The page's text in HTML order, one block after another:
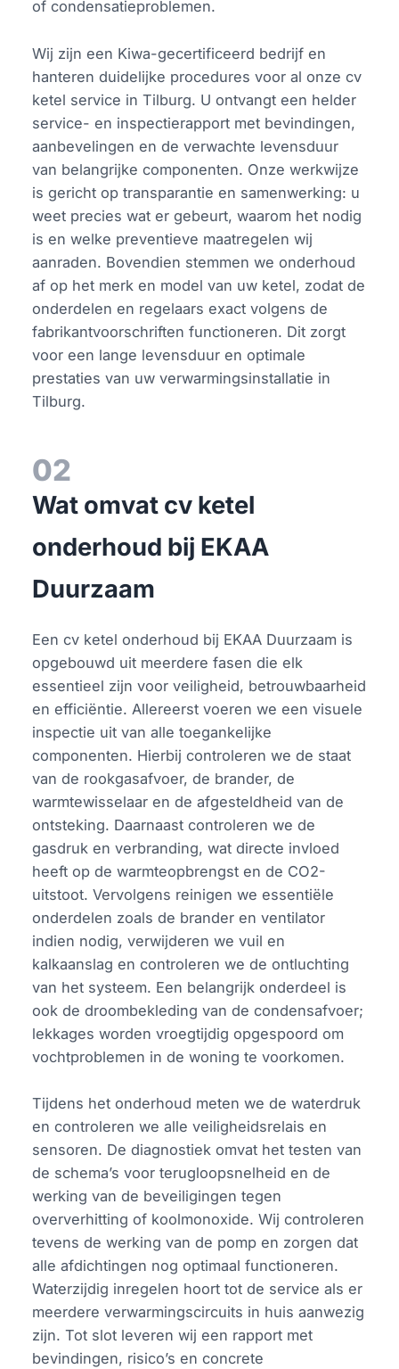
of condensatieproblemen.
Wij zijn een Kiwa-gecertificeerd bedrijf en
hanteren duidelijke procedures voor al onze cv
ketel service in Tilburg. U ontvangt een helder
service- en inspectierapport met bevindingen,
aanbevelingen en de verwachte levensduur
van belangrijke componenten. Onze werkwijze
is gericht op transparantie en samenwerking: u
weet precies wat er gebeurt, waarom het nodig
is en welke preventieve maatregelen wij
aanraden. Bovendien stemmen we onderhoud
af op het merk en model van uw ketel, zodat de
onderdelen en regelaars exact volgens de
fabrikantvoorschriften functioneren. Dit zorgt
voor een lange levensduur en optimale
prestaties van uw verwarmingsinstallatie in
Tilburg.
02
Wat omvat cv ketel
onderhoud bij EKAA
Duurzaam
Een cv ketel onderhoud bij EKAA Duurzaam is
opgebouwd uit meerdere fasen die elk
essentieel zijn voor veiligheid, betrouwbaarheid
en efficiëntie. Allereerst voeren we een visuele
inspectie uit van alle toegankelijke
componenten. Hierbij controleren we de staat
van de rookgasafvoer, de brander, de
warmtewisselaar en de afgesteldheid van de
ontsteking. Daarnaast controleren we de
gasdruk en verbranding, wat directe invloed
heeft op de warmteopbrengst en de CO2-
uitstoot. Vervolgens reinigen we essentiële
onderdelen zoals de brander en ventilator
indien nodig, verwijderen we vuil en
kalkaanslag en controleren we de ontluchting
van het systeem. Een belangrijk onderdeel is
ook de droombekleding van de condensafvoer;
lekkages worden vroegtijdig opgespoord om
vochtproblemen in de woning te voorkomen.
Tijdens het onderhoud meten we de waterdruk
en controleren we alle veiligheidsrelais en
sensoren. De diagnostiek omvat het testen van
de schema’s voor terugloopsnelheid en de
werking van de beveiligingen tegen
oververhitting of koolmonoxide. Wij controleren
tevens de werking van de pomp en zorgen dat
alle afdichtingen nog optimaal functioneren.
Waterzijdig inregelen hoort tot de service als er
meerdere verwarmingscircuits in huis aanwezig
zijn. Tot slot leveren wij een rapport met
bevindingen, risico’s en concrete